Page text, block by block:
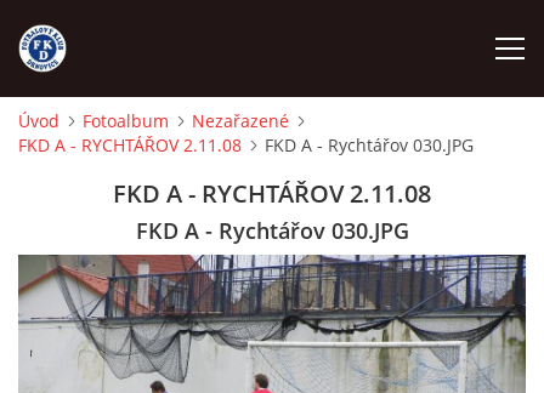
ÚVOD
FKD A
Úvod Fotoalbum
Nezařazené
FKD A - RYCHTÁŘOV 2.11.08
FKD A - Rychtářov 030.JPG
FKD A - RYCHTÁŘOV 2.11.08
FKD A - Rychtářov 030.JPG